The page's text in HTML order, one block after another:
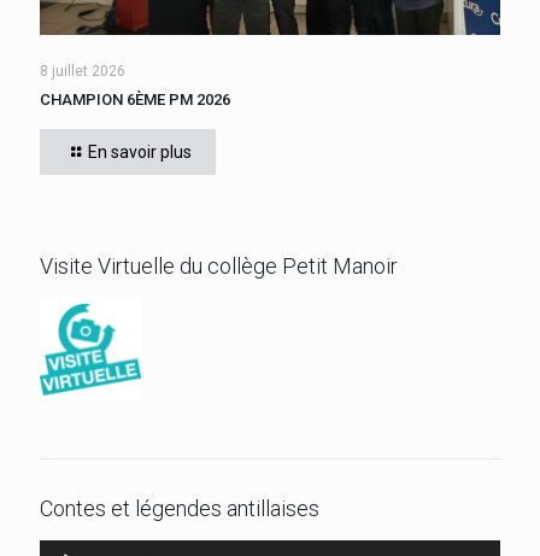
Cette année, tous les élèves de 6ème du collège se sont
affrontés. Félicitations à l’élève ZEBO Yoan (602) qui a
remporté son titre de champion 6ème
8 juillet 2026
CHAMPION 6ÈME PM 2026
En savoir plus
Visite Virtuelle du collège Petit Manoir
Contes et légendes antillaises
Lecteur